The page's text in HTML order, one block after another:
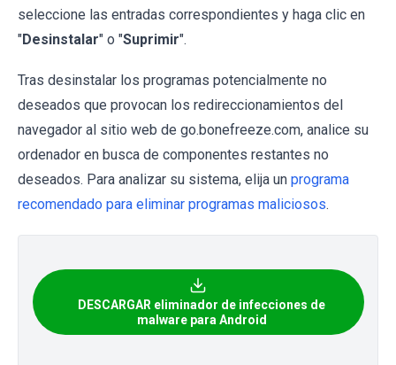
seleccione las entradas correspondientes y haga clic en
"Desinstalar" o "Suprimir".
Tras desinstalar los programas potencialmente no
deseados que provocan los redireccionamientos del
navegador al sitio web de go.bonefreeze.com, analice su
ordenador en busca de componentes restantes no
deseados. Para analizar su sistema, elija un programa
recomendado para eliminar programas maliciosos.
DESCARGAR eliminador de infecciones de
malware para Android